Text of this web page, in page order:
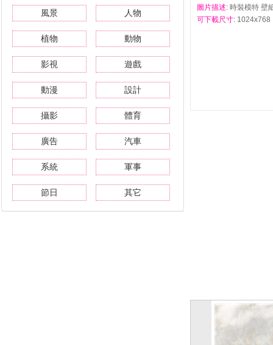
風景 人物
植物 動物
影視 遊戲
動漫 設計
攝影 體育
廣告 汽車
系統 軍事
節日 其它
圖片描述: 時裝模特 壁
可下載尺寸: